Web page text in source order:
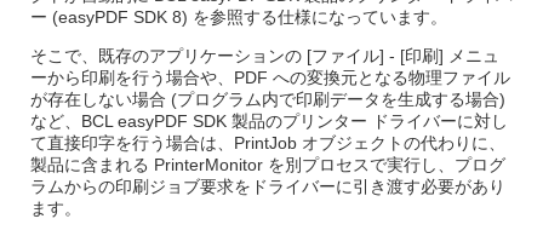
ー (easyPDF SDK 8) を参照する仕様になっています。
そこで、既存のアプリケーションの [ファイル] - [印刷] メニュ
ーから印刷を行う場合や、PDF への変換元となる物理ファイル
が存在しない場合 (プログラム内で印刷データを生成する場合)
など、BCL easyPDF SDK 製品のプリンター ドライバーに対し
て直接印字を行う場合は、PrintJob オブジェクトの代わりに、
製品に含まれる PrinterMonitor を別プロセスで実行し、プログ
ラムからの印刷ジョブ要求をドライバーに引き渡す必要があり
ます。